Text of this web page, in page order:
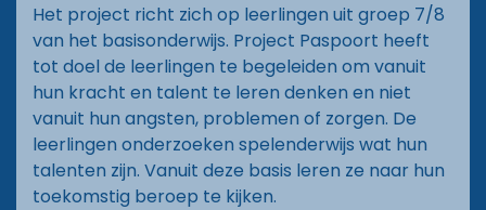
Het project richt zich op leerlingen uit groep 7/8
van het basisonderwijs. Project Paspoort heeft
tot doel de leerlingen te begeleiden om vanuit
hun kracht en talent te leren denken en niet
vanuit hun angsten, problemen of zorgen. De
leerlingen onderzoeken spelenderwijs wat hun
talenten zijn. Vanuit deze basis leren ze naar hun
toekomstig beroep te kijken.